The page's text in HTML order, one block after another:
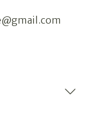
gmail.com